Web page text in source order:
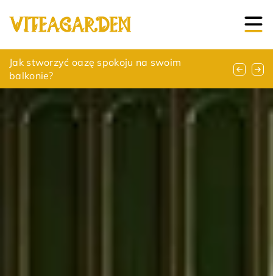
Jak wybrać odpowiednie automaty do bram
segmentowych?
Jak stworzyć oazę spokoju na swoim
balkonie?
Tworzenie nastrojowego oświetlenia na
tarasie i balkonie